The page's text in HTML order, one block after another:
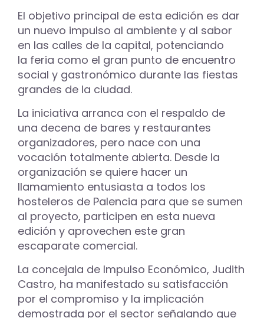
El objetivo principal de esta edición es dar
un nuevo impulso al ambiente y al sabor
en las calles de la capital, potenciando
la feria como el gran punto de encuentro
social y gastronómico durante las fiestas
grandes de la ciudad.
La iniciativa arranca con el respaldo de
una decena de bares y restaurantes
organizadores, pero nace con una
vocación totalmente abierta. Desde la
organización se quiere hacer un
llamamiento entusiasta a todos los
hosteleros de Palencia para que se sumen
al proyecto, participen en esta nueva
edición y aprovechen este gran
escaparate comercial.
La concejala de Impulso Económico, Judith
Castro, ha manifestado su satisfacción
por el compromiso y la implicación
demostrada por el sector señalando que